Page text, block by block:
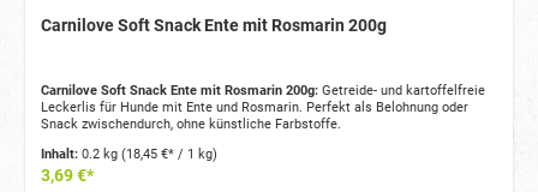
Carnilove Soft Snack Ente mit Rosmarin 200g
Carnilove Soft Snack Ente mit Rosmarin 200g: Getreide- und kartoffelfreie
Leckerlis für Hunde mit Ente und Rosmarin. Perfekt als Belohnung oder
Snack zwischendurch, ohne künstliche Farbstoffe.
Inhalt: 0.2 kg (18,45 €* / 1 kg)
3,69 €*